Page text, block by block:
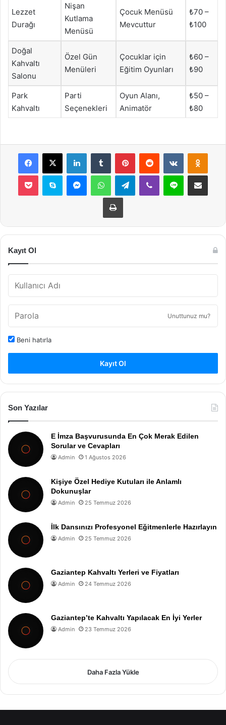
Lezzet
Durağı
Nişan
Kutlama
Menüsü
Çocuk Menüsü
Mevcuttur
₺70 –
₺100
Doğal
Kahvaltı
Salonu
Özel Gün
Menüleri
Çocuklar için
Eğitim Oyunları
₺60 –
₺90
Park
Kahvaltı
Parti
Seçenekleri
Oyun Alanı,
Animatör
₺50 –
₺80
Facebook
X LinkedInTumblr PinterestReddit VKontakte
Pocket Skype MessengerWhatsAppTelegramViber Line E-Posta ile
Yazdır
Kayıt Ol
Unuttunuz mu?
Beni hatırla
Kayıt Ol
Son Yazılar
E İmza Başvurusunda En Çok Merak Edilen
Sorular ve Cevapları
Admin 1 Ağustos 2026
Kişiye Özel Hediye Kutuları ile Anlamlı
Dokunuşlar
Admin 25 Temmuz 2026
İlk Dansınızı Profesyonel Eğitmenlerle Hazırlayın
Admin 25 Temmuz 2026
Gaziantep Kahvaltı Yerleri ve Fiyatları
Admin 24 Temmuz 2026
Gaziantep’te Kahvaltı Yapılacak En İyi Yerler
Admin 23 Temmuz 2026
Daha Fazla Yükle